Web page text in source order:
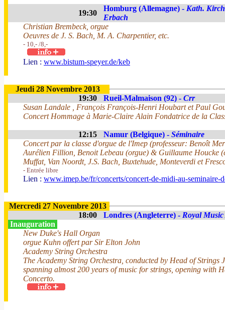
19:30
Homburg (Allemagne) - Kath.
Erbach
Christian Brembeck, orgue
Oeuvres de J. S. Bach, M. A. Charpentier, etc.
- 10,- /8,-
Lien : www.bistum-speyer.de/keb
Jeudi 28 Novembre 2013
19:30
Rueil-Malmaison (92) - Crr
Susan Landale , François François-Henri Houbart et Paul
Concert Hommage à Marie-Claire Alain Fondatrice de la
12:15 Namur (Belgique) - Séminaire
Concert par la classe d'orgue de l'Imep (professeur: Benoît
Aurélien Fillion, Benoit Lebeau (orgue) & Guillaume Houcke
Muffat, Van Noordt, J.S. Bach, Buxtehude, Monteverdi et
- Entrée libre
Lien : www.imep.be/fr/concerts/concert-de-midi-au-seminaire-
Mercredi 27 Novembre 2013
18:00
Londres (Angleterre) - Royal Music
Inauguration
New Duke's Hall Organ
orgue Kuhn offert par Sir Elton John
Academy String Orchestra
The Academy String Orchestra, conducted by Head of Strings
spanning almost 200 years of music for strings, opening with
Concerto.